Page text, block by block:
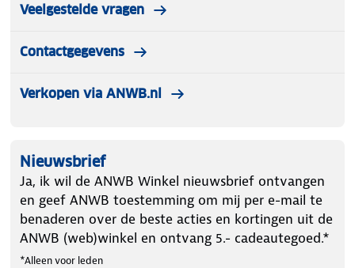
Veelgestelde vragen
Contactgegevens
Verkopen via ANWB.nl
Nieuwsbrief
Ja, ik wil de ANWB Winkel nieuwsbrief ontvangen
en geef ANWB toestemming om mij per e-mail te
benaderen over de beste acties en kortingen uit de
ANWB (web)winkel en ontvang 5.- cadeautegoed.*
*Alleen voor leden